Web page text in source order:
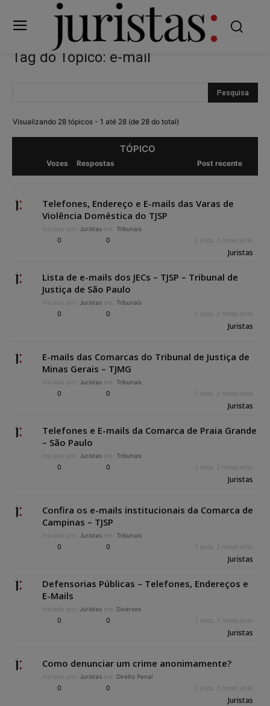
Tag do Tópico: e-mail
Visualizando 28 tópicos - 1 até 28 (de 28 do total)
TÓPICO
Vozes Respostas Post recente
Telefones, Endereço e E-mails das Varas de
Violência Doméstica do TJSP
Iniciado por: Juristas em: Tribunais
0 0 2 anos, 2 meses atrás
Juristas
Lista de e-mails dos JECs – TJSP – Tribunal de
Justiça de São Paulo
Iniciado por: Juristas em: Tribunais
0 0 2 anos, 2 meses atrás
Juristas
E-mails das Comarcas do Tribunal de Justiça de
Minas Gerais – TJMG
Iniciado por: Juristas em: Tribunais
0 0 2 anos, 2 meses atrás
Juristas
Telefones e E-mails da Comarca de Praia Grande
– São Paulo
Iniciado por: Juristas em: Tribunais
0 0 2 anos, 2 meses atrás
Juristas
Confira os e-mails institucionais da Comarca de
Campinas – TJSP
Iniciado por: Juristas em: Tribunais
0 0 2 anos, 2 meses atrás
Juristas
Defensorias Públicas – Telefones, Endereços e
E-Mails
Iniciado por: Juristas em: Diversos
0 0 2 anos, 3 meses atrás
Juristas
Como denunciar um crime anonimamente?
Iniciado por: Juristas em: Direito Penal
0 0 2 anos, 3 meses atrás
Juristas